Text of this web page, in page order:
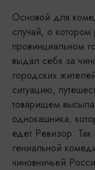
Основой для
случай, о
провинциальном
выдал себя за
городских
ситуацию,
товарищем
однокашника,
едет Ревизор.
гениальной
чиновничьей